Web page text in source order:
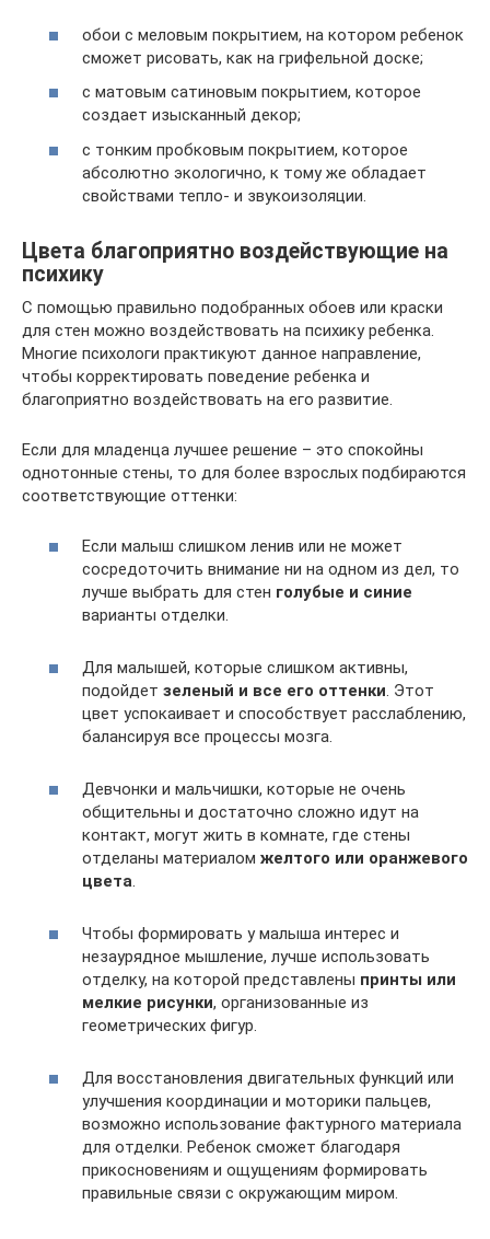
обои с меловым покрытием, на котором ребенок
сможет рисовать, как на грифельной доске;
с матовым сатиновым покрытием, которое
создает изысканный декор;
с тонким пробковым покрытием, которое
абсолютно экологично, к тому же обладает
свойствами тепло- и звукоизоляции.
Цвета благоприятно воздействующие на
психику
С помощью правильно подобранных обоев или краски
для стен можно воздействовать на психику ребенка.
Многие психологи практикуют данное направление,
чтобы корректировать поведение ребенка и
благоприятно воздействовать на его развитие.
Если для младенца лучшее решение – это спокойны
однотонные стены, то для более взрослых подбираются
соответствующие оттенки:
Если малыш слишком ленив или не может
сосредоточить внимание ни на одном из дел, то
лучше выбрать для стен голубые и синие
варианты отделки.
Для малышей, которые слишком активны,
подойдет зеленый и все его оттенки. Этот
цвет успокаивает и способствует расслаблению,
балансируя все процессы мозга.
Девчонки и мальчишки, которые не очень
общительны и достаточно сложно идут на
контакт, могут жить в комнате, где стены
отделаны материалом желтого или оранжевого
цвета.
Чтобы формировать у малыша интерес и
незаурядное мышление, лучше использовать
отделку, на которой представлены принты или
мелкие рисунки, организованные из
геометрических фигур.
Для восстановления двигательных функций или
улучшения координации и моторики пальцев,
возможно использование фактурного материала
для отделки. Ребенок сможет благодаря
прикосновениям и ощущениям формировать
правильные связи с окружающим миром.